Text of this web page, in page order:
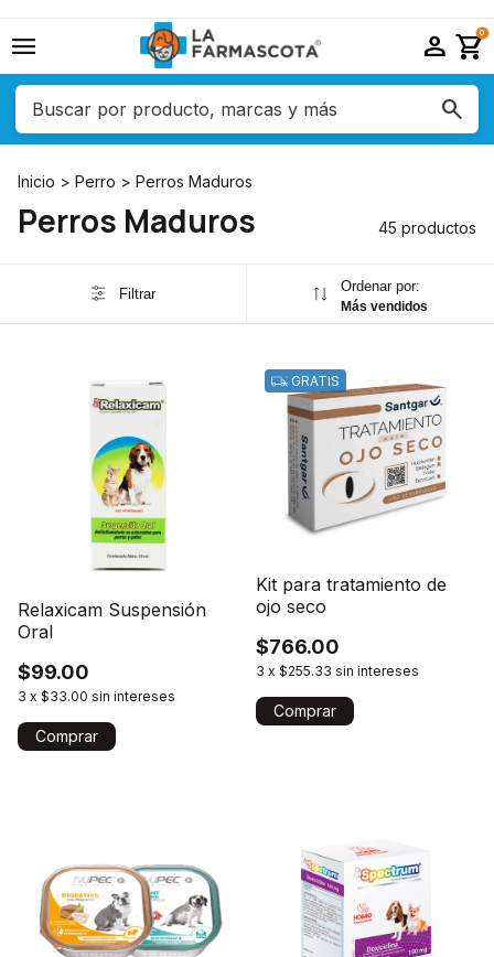
menu person shopping_cart
0
Inicio > Perro > Perros Maduros
Perros Maduros 45 productos
Filtrar Ordenar por:
Más vendidos
Relaxicam Suspensión
Oral
$99.00
3 x $33.00 sin intereses
GRATIS
Kit para tratamiento de
ojo seco
$766.00
3 x $255.33 sin intereses